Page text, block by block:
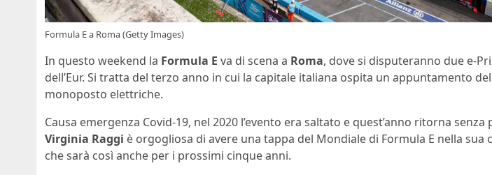
Formula E a Roma (Getty Images)
In questo weekend la Formula E va di scena a Roma, dove si disputeranno due e-
dell’Eur. Si tratta del terzo anno in cui la capitale italiana ospita un appuntamento
monoposto elettriche.
Causa emergenza Covid-19, nel 2020 l’evento era saltato e quest’anno ritorna senza
Virginia Raggi è orgogliosa di avere una tappa del Mondiale di Formula E nella sua
che sarà così anche per i prossimi cinque anni.